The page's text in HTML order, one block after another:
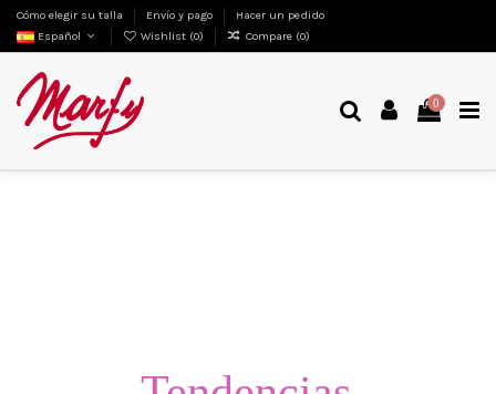
Cómo elegir su talla Envío y pago
Hacer un pedido
Español
Wishlist (0) Compare (0)
0
Tendencias